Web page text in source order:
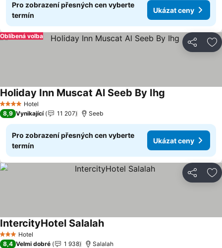
Pro zobrazení přesných cen vyberte
termín
Ukázat ceny
Sdílet
Oblíbená volba
4 Počet hvězdiček
Hotel
Holiday Inn Muscat Al Seeb By Ihg
8,9 Vynikající 11 207 Seeb
Pro zobrazení přesných cen vyberte
termín
Ukázat ceny
Sdílet
3 Počet hvězdiček
Hotel
IntercityHotel SalalahUkázat ceny
8,4 Velmi dobré 1 938 Salalah